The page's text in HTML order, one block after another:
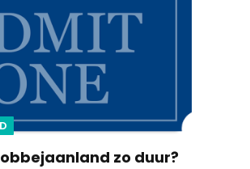
zo duur?